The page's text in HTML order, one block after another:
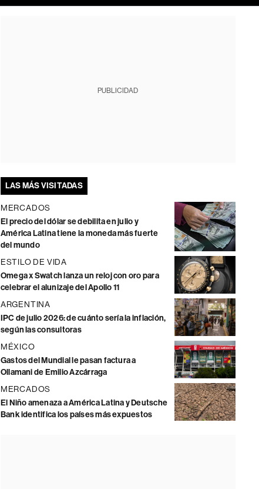
PUBLICIDAD
LAS MÁS VISITADAS
MERCADOS
El precio del dólar se debilita en julio y
América Latina tiene la moneda más fuerte
del mundo
ESTILO DE VIDA
Omega x Swatch lanza un reloj con oro para
celebrar el alunizaje del Apollo 11
ARGENTINA
IPC de julio 2026: de cuánto sería la inflación,
según las consultoras
MÉXICO
Gastos del Mundial le pasan factura a
Ollamani de Emilio Azcárraga
MERCADOS
El Niño amenaza a América Latina y Deutsche
Bank identifica los países más expuestos